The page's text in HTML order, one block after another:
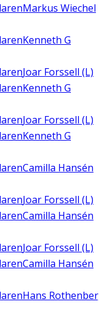
Markus Wiechel
Kenneth G
Joar Forssell (L)
Kenneth G
Joar Forssell (L)
Kenneth G
Camilla Hansén
Joar Forssell (L)
Camilla Hansén
Joar Forssell (L)
Camilla Hansén
Hans